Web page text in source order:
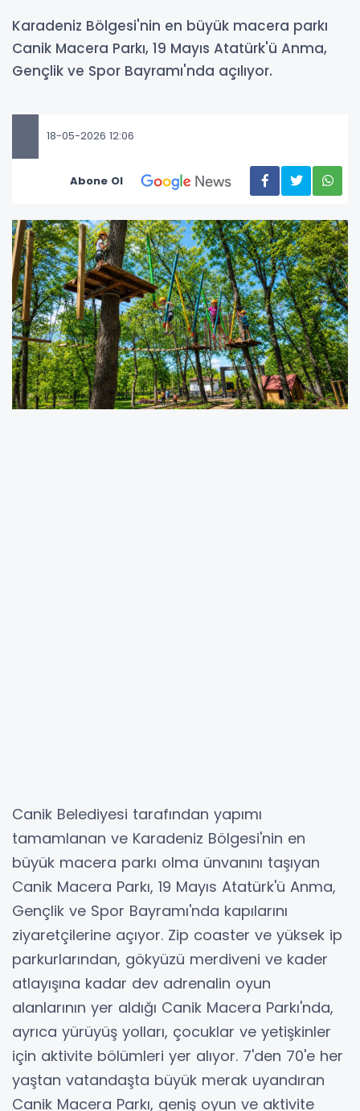
Karadeniz Bölgesi'nin en büyük macera parkı
Canik Macera Parkı, 19 Mayıs Atatürk'ü Anma,
Gençlik ve Spor Bayramı'nda açılıyor.
18-05-2026 12:06
Abone Ol
Canik Belediyesi tarafından yapımı
tamamlanan ve Karadeniz Bölgesi'nin en
büyük macera parkı olma ünvanını taşıyan
Canik Macera Parkı, 19 Mayıs Atatürk'ü Anma,
Gençlik ve Spor Bayramı'nda kapılarını
ziyaretçilerine açıyor. Zip coaster ve yüksek ip
parkurlarından, gökyüzü merdiveni ve kader
atlayışına kadar dev adrenalin oyun
alanlarının yer aldığı Canik Macera Parkı'nda,
ayrıca yürüyüş yolları, çocuklar ve yetişkinler
için aktivite bölümleri yer alıyor. 7'den 70'e her
yaştan vatandaşta büyük merak uyandıran
Canik Macera Parkı, geniş oyun ve aktivite